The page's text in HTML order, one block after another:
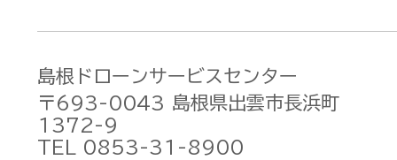
DJI Osmo Pocket 3 価格
島根ドローンサービスセンター
〒693-0043 島根県出雲市長浜町
1372-9
TEL 0853-31-8900